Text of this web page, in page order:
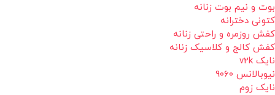
بوت و نیم بوت زنانه
کتونی دخترانه
کفش روزمره و راحتی زنانه
کفش کالج و کلاسیک زنانه
نایک v2k
نیوبالانس 9060
نایک زوم